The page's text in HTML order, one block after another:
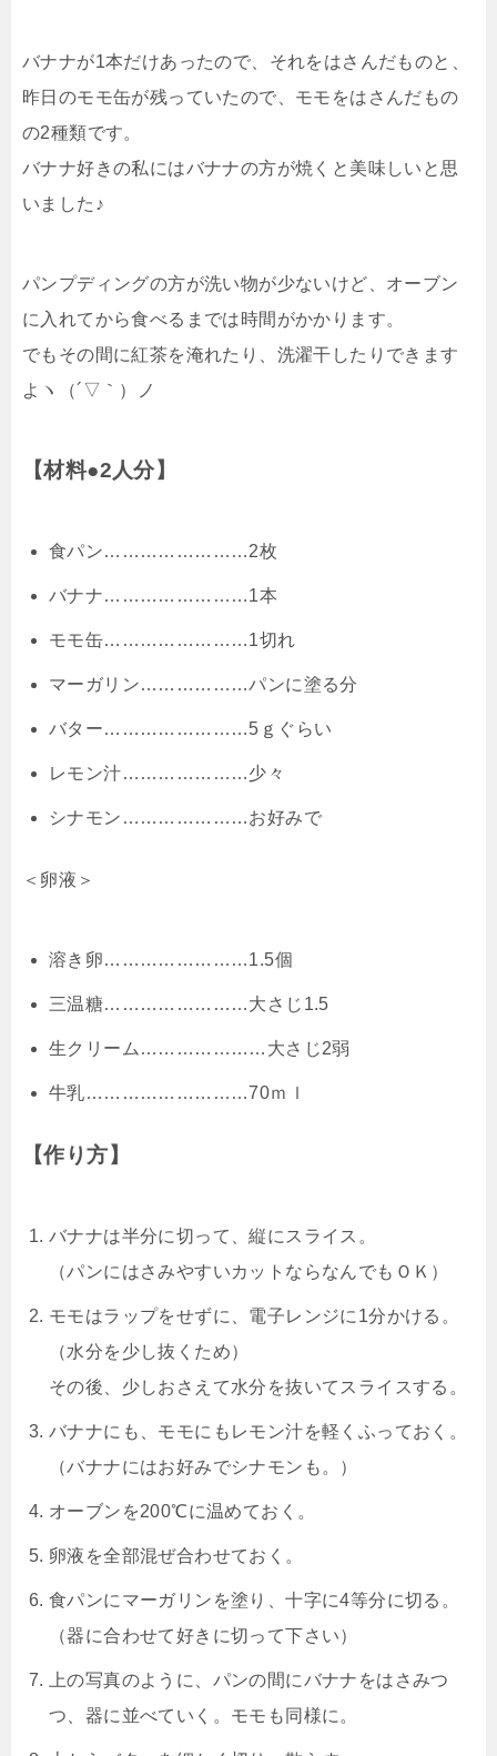
バナナが1本だけあったので、それをはさんだものと、
昨日のモモ缶が残っていたので、モモをはさんだもの
の2種類です。
バナナ好きの私にはバナナの方が焼くと美味しいと思
いました♪
パンプディングの方が洗い物が少ないけど、オーブン
に入れてから食べるまでは時間がかかります。
でもその間に紅茶を淹れたり、洗濯干したりできます
よヽ（´▽｀）ノ
【材料●2人分】
食パン……………………2枚
バナナ……………………1本
モモ缶……………………1切れ
マーガリン………………パンに塗る分
バター……………………5ｇぐらい
レモン汁…………………少々
シナモン…………………お好みで
＜卵液＞
溶き卵……………………1.5個
三温糖……………………大さじ1.5
生クリーム…………………大さじ2弱
牛乳………………………70ｍｌ
【作り方】
バナナは半分に切って、縦にスライス。
（パンにはさみやすいカットならなんでもＯＫ）
モモはラップをせずに、電子レンジに1分かける。
（水分を少し抜くため）
その後、少しおさえて水分を抜いてスライスする。
バナナにも、モモにもレモン汁を軽くふっておく。
（バナナにはお好みでシナモンも。）
オーブンを200℃に温めておく。
卵液を全部混ぜ合わせておく。
食パンにマーガリンを塗り、十字に4等分に切る。
（器に合わせて好きに切って下さい）
上の写真のように、パンの間にバナナをはさみつ
つ、器に並べていく。モモも同様に。